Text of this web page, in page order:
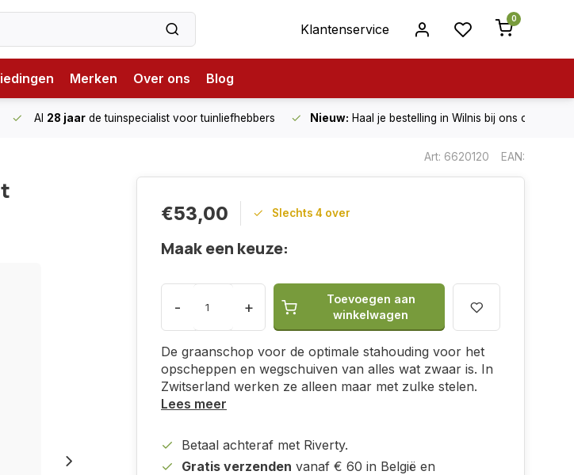
Klantenservice
0
Merken Over ons Blog
Al 28 jaar de tuinspecialist voor tuinliefhebbers Nieuw: Haal je bestelling in Wilnis bij ons op!
Art: 6620120 EAN:
€53,00 Slechts 4 over
Maak een keuze:
- +
Toevoegen aan
winkelwagen
De graanschop voor de optimale stahouding voor het
opscheppen en wegschuiven van alles wat zwaar is. In
Zwitserland werken ze alleen maar met zulke stelen.
Lees meer
Betaal achteraf met Riverty.
Gratis verzenden vanaf € 60 in België en